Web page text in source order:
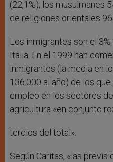
(22,1%), los musulmanes
de religiones orientales
Los inmigrantes son el
Italia. En el 1999 han
inmigrantes (la media en
136.000 al año) de los que
empleo en los sectores
agricultura «en conjunto
tercios del total».
Según Caritas, «las